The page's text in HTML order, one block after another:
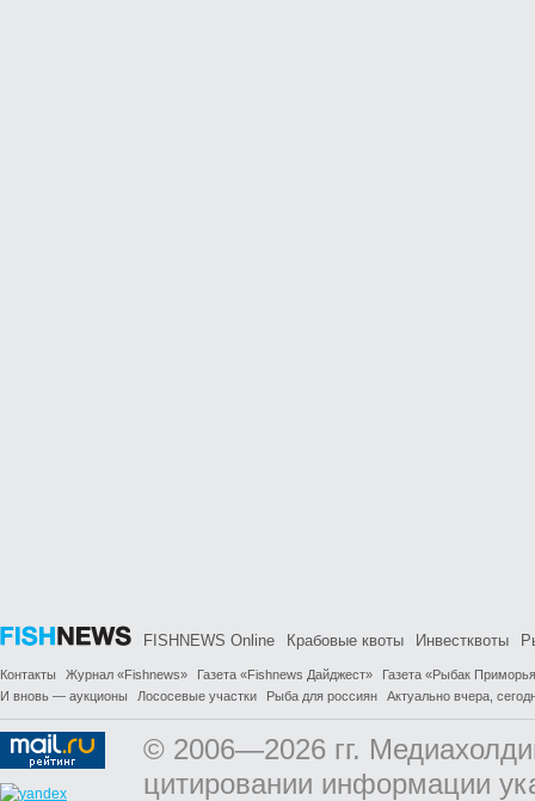
FISHNEWS Online Крабовые квоты Инвестквоты
Контакты Журнал «Fishnews» Газета «Fishnews Дайджест»
Газета «Рыбак
И вновь — аукционы
Лососевые участки Рыба для россиян Актуально вчера,
© 2006—2026 гг.
цитировании информации